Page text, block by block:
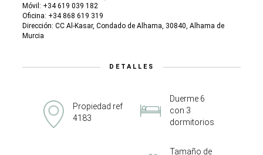
Móvil: +34 619 039 182
Oficina: +34 868 619 319
Dirección: CC Al-Kasar, Condado de Alhama, 30840, Alhama de
Murcia
DETALLES
Propiedad ref
4183
Duerme 6
con 3
dormitorios
Tamaño de